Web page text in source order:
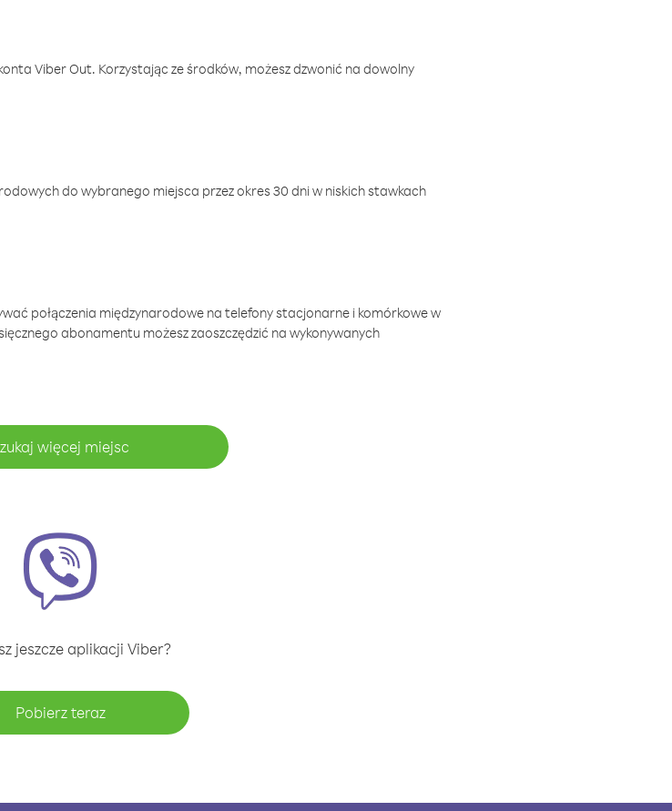
Viber Out. Korzystając ze środków, możesz dzwonić na dowolny
do wybranego miejsca przez okres 30 dni w niskich stawkach
połączenia międzynarodowe na telefony stacjonarne i komórkowe w
abonamentu możesz zaoszczędzić na wykonywanych
więcej miejsc
jeszcze aplikacji Viber?
Pobierz teraz